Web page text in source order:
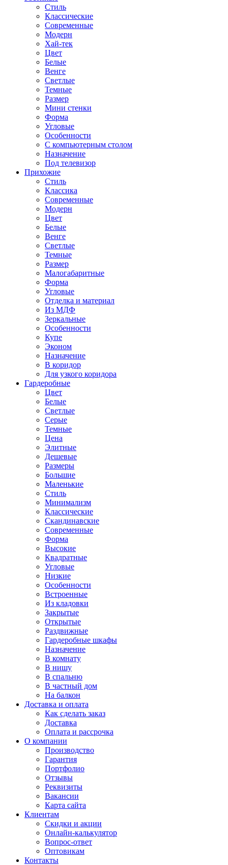
Стиль
Классические
Современные
Модерн
Хай-тек
Цвет
Белые
Венге
Светлые
Темные
Размер
Мини стенки
Форма
Угловые
Особенности
С компьютерным столом
Назначение
Под телевизор
Прихожие
Стиль
Классика
Современные
Модерн
Цвет
Белые
Венге
Светлые
Темные
Размер
Малогабаритные
Форма
Угловые
Отделка и материал
Из МДФ
Зеркальные
Особенности
Купе
Эконом
Назначение
В коридор
Для узкого коридора
Гардеробные
Цвет
Белые
Светлые
Серые
Темные
Цена
Элитные
Дешевые
Размеры
Большие
Маленькие
Стиль
Минимализм
Классические
Скандинавские
Современные
Форма
Высокие
Квадратные
Угловые
Низкие
Особенности
Встроенные
Из кладовки
Закрытые
Открытые
Раздвижные
Гардеробные шкафы
Назначение
В комнату
В нишу
В спальню
В частный дом
На балкон
Доставка и оплата
Как сделать заказ
Доставка
Оплата и рассрочка
О компании
Производство
Гарантия
Портфолио
Отзывы
Реквизиты
Вакансии
Карта сайта
Клиентам
Скидки и акции
Онлайн-калькулятор
Вопрос-ответ
Оптовикам
Контакты